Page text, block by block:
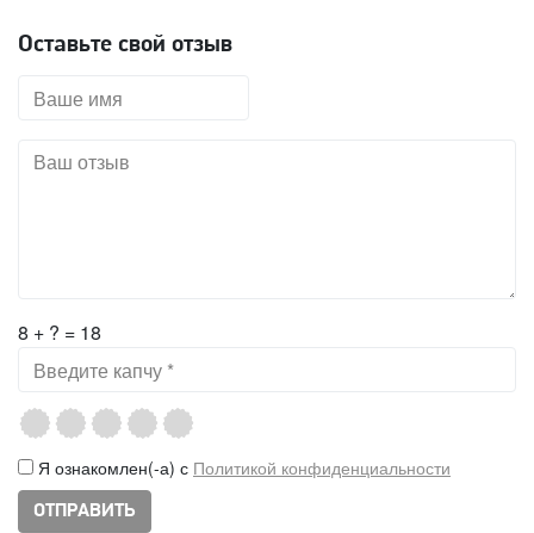
Оставьте свой отзыв
8 + ? = 18
Я ознакомлен(-а) с Политикой конфиденциальности